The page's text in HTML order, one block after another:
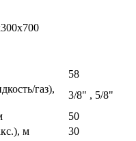
58
газ),
3/8" , 5/8"
50
м
30